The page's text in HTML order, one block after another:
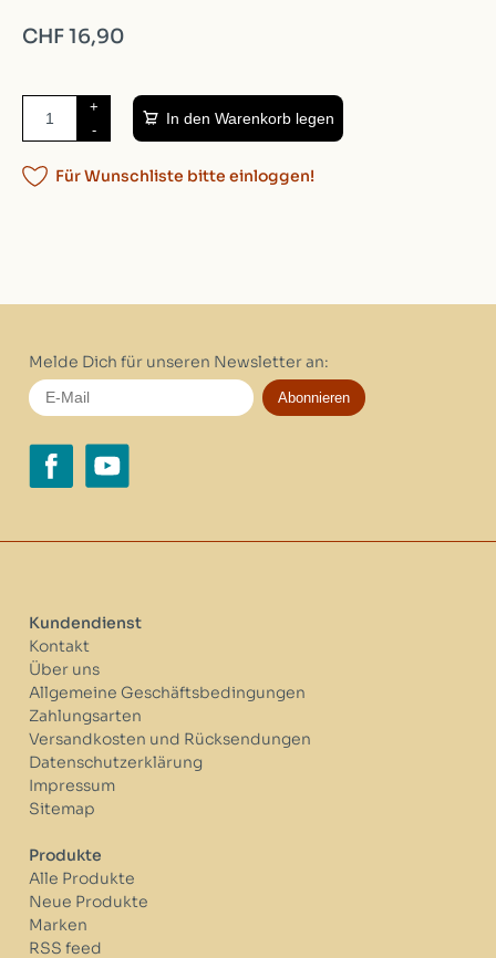
CHF 16,90
+
-
In den Warenkorb legen
Für Wunschliste bitte einloggen!
Melde Dich für unseren Newsletter an:
Abonnieren
Kundendienst
Kontakt
Über uns
Allgemeine Geschäftsbedingungen
Zahlungsarten
Versandkosten und Rücksendungen
Datenschutzerklärung
Impressum
Sitemap
Produkte
Alle Produkte
Neue Produkte
Marken
RSS feed